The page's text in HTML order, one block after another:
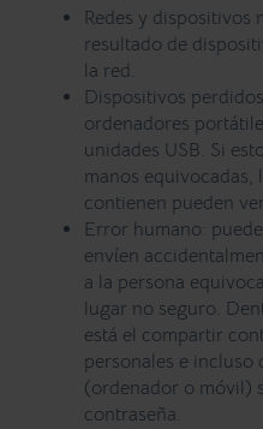
Redes y dispositivos
resultado de
la red.
Dispositivos
ordenadores
unidades USB. Si
manos equivocadas,
contienen pueden
Error humano:
envíen
a la persona
lugar no seguro.
está el compartir
personales e incluso
(ordenador o móvil)
contraseña.